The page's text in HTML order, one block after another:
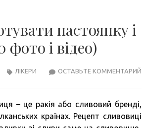
настоянку і
і відео)
ОСТАВЬТЕ КОММЕНТАРИЙ
ЛІКЕРИ
– це ракія або сливовий бренді,
країнах. Рецепт сливовиці